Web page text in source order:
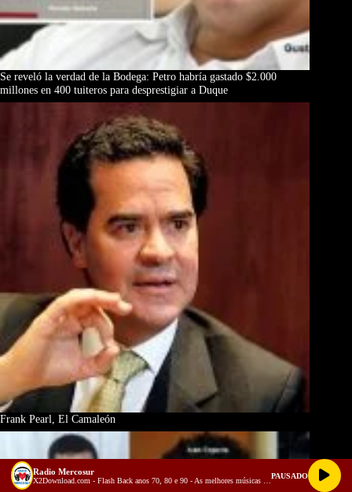
Se reveló la verdad de la Bodega: Petro habría gastado $2.000
millones en 400 tuiteros para desprestigiar a Duque
Frank Pearl, El Camaleón
Radio Mercosur PAUSADO